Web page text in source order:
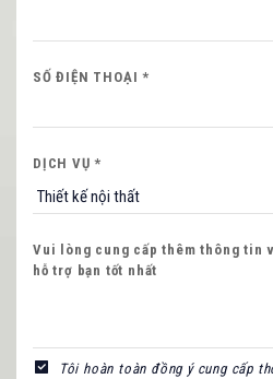
SỐ ĐIỆN THOẠI *
DỊCH VỤ *
Vui lòng cung cấp thêm thông tin
hỗ trợ bạn tốt nhất
Tôi hoàn toàn đồng ý cung cấp
HỌ VÀ TÊN QUÝ KHÁCH
SỐ ĐIỆN THOẠI *
Nội dung